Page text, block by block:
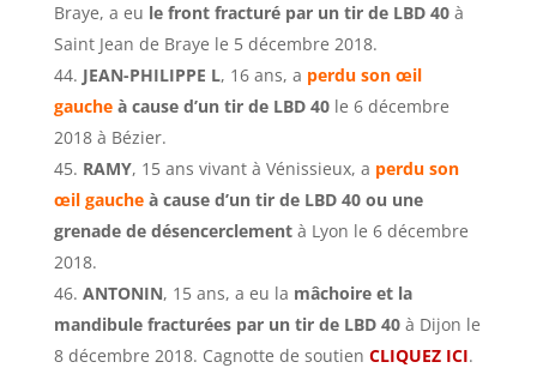
Braye, a eu le front fracturé par un tir de LBD 40à
Saint Jean de Braye le 5 décembre 2018.
JEAN-PHILIPPE L, 16 ans, a perdu son œil
gaucheà cause d’un tir de LBD 40le 6 décembre
2018 à Bézier.
RAMY, 15 ans vivant à Vénissieux, a perdu son
œil gaucheà cause d’un tir de LBD 40 ou une
grenade de désencerclementà Lyon le 6 décembre
2018.
ANTONIN, 15 ans, a eu la mâchoire et la
mandibule fracturées par un tir de LBD 40à Dijon le
8 décembre 2018. Cagnotte de soutien CLIQUEZ ICI.